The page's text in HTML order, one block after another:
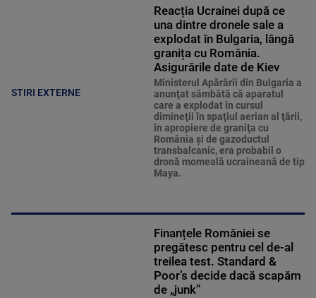
STIRI EXTERNE
Reacția Ucrainei după ce
una dintre dronele sale a
explodat în Bulgaria, lângă
granița cu România.
Asigurările date de Kiev
Ministerul Apărării din Bulgaria a
anunţat sâmbătă că aparatul
care a explodat în cursul
dimineţii în spaţiul aerian al ţării,
în apropiere de graniţa cu
România şi de gazoductul
transbalcanic, era probabil o
dronă momeală ucraineană de tip
Maya.
Finanțele României se
pregătesc pentru cel de-al
treilea test. Standard &
Poor’s decide dacă scapăm
de „junk”